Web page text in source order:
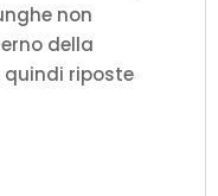
non
della
riposte